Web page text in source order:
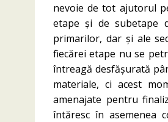
nevoie de tot ajutorul
etape și de
primarilor, dar și ale
fiecărei etape nu se
întreagă desfășurată
materiale, ci acest
amenajate pentru
întăresc în asemenea